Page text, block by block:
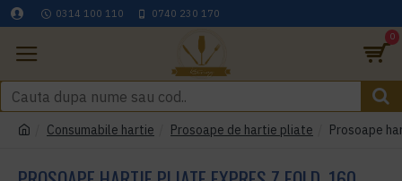
0314 100 110 0740 230 170
0
Consumabile hartie Prosoape de hartie pliate Prosoape